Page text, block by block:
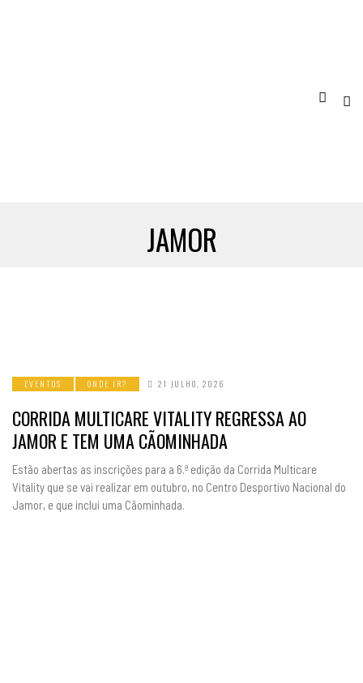
JAMOR
EVENTOS ONDE IR? 21 JULHO, 2026
CORRIDA MULTICARE VITALITY REGRESSA AO
JAMOR E TEM UMA CÃOMINHADA
Estão abertas as inscrições para a 6.ª edição da Corrida Multicare
Vitality que se vai realizar em outubro, no Centro Desportivo Nacional do
Jamor, e que inclui uma Cãominhada.